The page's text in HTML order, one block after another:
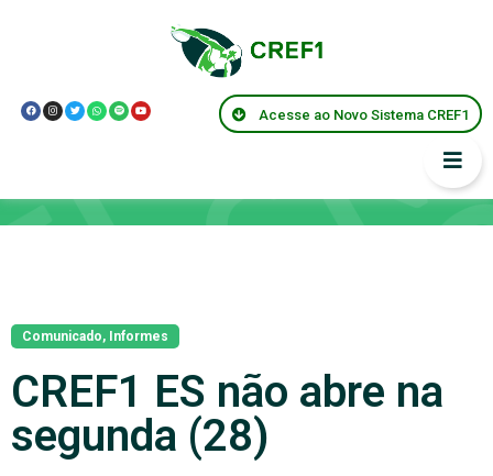
Acesse ao Novo Sistema CREF1
Comunicado, Informes
CREF1 ES não abre na
segunda (28)